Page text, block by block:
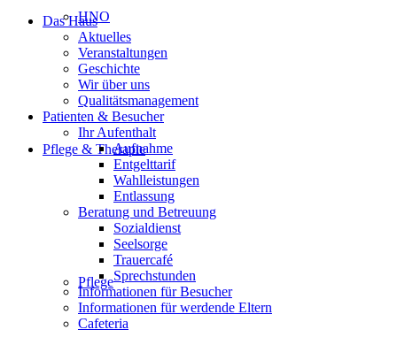
HNO
Pflege & Therapie
Pflege
Das Haus
Aktuelles
Veranstaltungen
Geschichte
Wir über uns
Qualitätsmanagement
Patienten & Besucher
Ihr Aufenthalt
Aufnahme
Entgelttarif
Wahlleistungen
Entlassung
Beratung und Betreuung
Sozialdienst
Seelsorge
Trauercafé
Sprechstunden
Informationen für Besucher
Informationen für werdende Eltern
Cafeteria